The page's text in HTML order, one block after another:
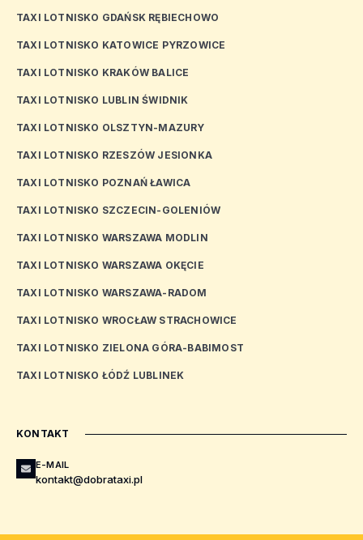
TAXI LOTNISKO GDAŃSK RĘBIECHOWO
TAXI LOTNISKO KATOWICE PYRZOWICE
TAXI LOTNISKO KRAKÓW BALICE
TAXI LOTNISKO LUBLIN ŚWIDNIK
TAXI LOTNISKO OLSZTYN-MAZURY
TAXI LOTNISKO RZESZÓW JESIONKA
TAXI LOTNISKO POZNAŃ ŁAWICA
TAXI LOTNISKO SZCZECIN-GOLENIÓW
TAXI LOTNISKO WARSZAWA MODLIN
TAXI LOTNISKO WARSZAWA OKĘCIE
TAXI LOTNISKO WARSZAWA-RADOM
TAXI LOTNISKO WROCŁAW STRACHOWICE
TAXI LOTNISKO ZIELONA GÓRA-BABIMOST
TAXI LOTNISKO ŁÓDŹ LUBLINEK
KONTAKT
E-MAIL
kontakt@dobrataxi.pl